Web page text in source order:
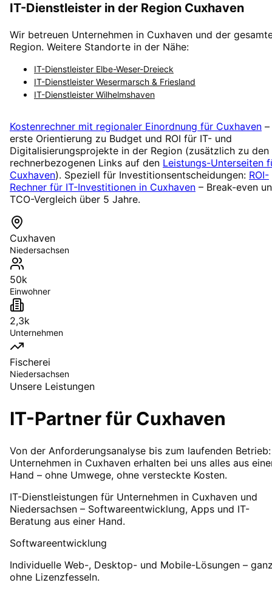
IT-Dienstleister in der Region Cuxhaven
Wir betreuen Unternehmen in Cuxhaven und der
Region. Weitere Standorte in der Nähe:
IT-Dienstleister Elbe-Weser-Dreieck
IT-Dienstleister Wesermarsch & Friesland
IT-Dienstleister Wilhelmshaven
Kostenrechner mit regionaler Einordnung für Cuxhaven –
erste Orientierung zu Budget und ROI für IT- und
Digitalisierungsprojekte in der Region (zusätzlich zu den
rechnerbezogenen Links auf den Leistungs-Unterseiten
Cuxhaven). Speziell für Investitionsentscheidungen: ROI-
Rechner für IT-Investitionen in Cuxhaven – Break-even
TCO-Vergleich über 5 Jahre.
Cuxhaven
Niedersachsen
50k
Einwohner
2,3k
Unternehmen
Fischerei
Niedersachsen
Unsere Leistungen
IT-Partner für Cuxhaven
Von der Anforderungsanalyse bis zum laufenden Betrieb:
Unternehmen in Cuxhaven erhalten bei uns alles aus
Hand – ohne Umwege, ohne versteckte Kosten.
IT-Dienstleistungen für Unternehmen in Cuxhaven und
Niedersachsen – Softwareentwicklung, Apps und IT-
Beratung aus einer Hand.
Softwareentwicklung
Individuelle Web-, Desktop- und Mobile-Lösungen –
ohne Lizenzfesseln.